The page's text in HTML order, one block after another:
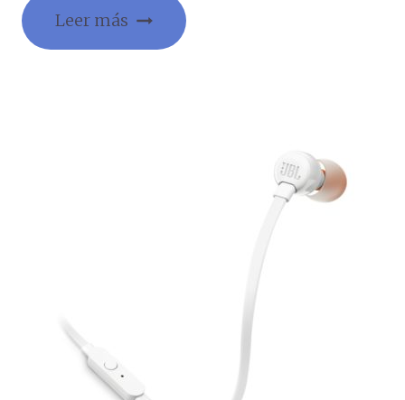
Leer más